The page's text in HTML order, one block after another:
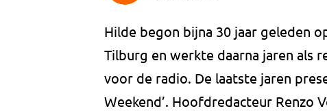
Hilde begon bijna 30 jaar geleden
Tilburg en werkte daarna jaren als
voor de radio. De laatste jaren
Weekend’. Hoofdredacteur Renzo